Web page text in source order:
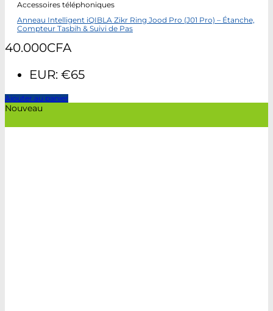
Accessoires téléphoniques
Anneau Intelligent iQIBLA Zikr Ring Jood Pro (J01 Pro) – Étanche,
Compteur Tasbih & Suivi de Pas
40.000CFA
EUR: €65
Ajouter au panier
Nouveau